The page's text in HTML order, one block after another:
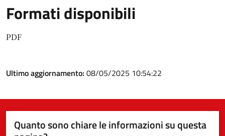
Formati disponibili
PDF
Ultimo aggiornamento: 08/05/2025 10:54:22
Quanto sono chiare le informazioni su questa